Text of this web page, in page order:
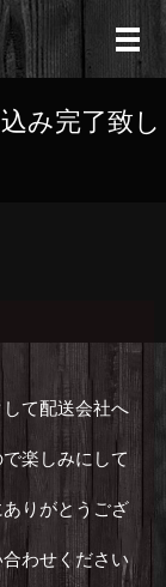
み完了致し
て配送会社へ
楽しみにして
りがとうござ
わせください